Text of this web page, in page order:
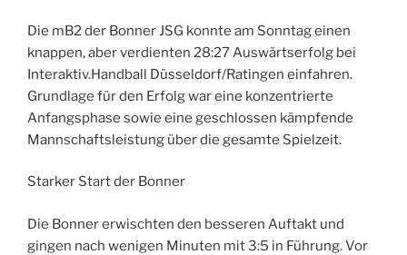
Die mB2 der Bonner JSG konnte am Sonntag einen
knappen, aber verdienten 28:27 Auswärtserfolg bei
Interaktiv.Handball Düsseldorf/Ratingen einfahren.
Grundlage für den Erfolg war eine konzentrierte
Anfangsphase sowie eine geschlossen kämpfende
Mannschaftsleistung über die gesamte Spielzeit.
Starker Start der Bonner
Die Bonner erwischten den besseren Auftakt und
gingen nach wenigen Minuten mit 3:5 in Führung. Vor